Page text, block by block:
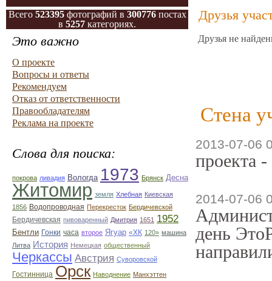
Всего 523395фотографий в 300776постах
в 5257 категориях.
Это важно
О проекте
Вопросы и ответы
Рекомендуем
Отказ от ответственности
Правообладателям
Реклама на проекте
Слова для поиска:
покрова ливадия Вологда 1973 Брянск Десна
Житомир земля Хлебная Киевская
1856 Водопроводная Перекресток Бердичевской
Бердичевская пивоваренный Дмитрия 1651 1952
Бентли Гонки часа второе Ягуар «ХК 120» машина
Литва История Немецкая общественный
Черкассы Австрия Суворовской
Гостинница Орск Наводнение Манхэттен
Друзья
Друзья не
Стена
2013-07-06
проекта
2014-07-06
день